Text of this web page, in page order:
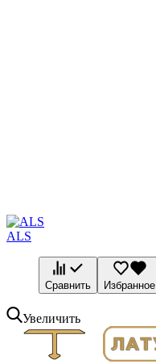
ALS
Сравнить Избранное
Увеличить